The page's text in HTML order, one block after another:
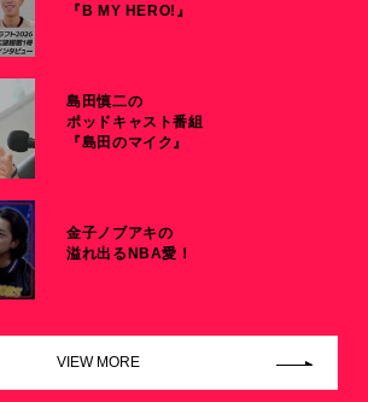
『B MY HERO!』
島田慎二の
ポッドキャスト番組
『島田のマイク』
金子ノブアキの
溢れ出るNBA愛！
VIEW MORE